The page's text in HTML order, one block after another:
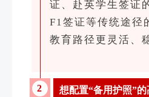
证、赴英学生签证
F1签证等传统途径
教育路径更灵活、
2 想配置“备用护照”